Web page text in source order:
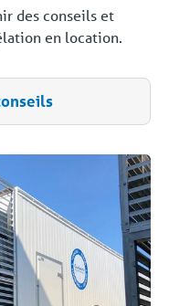
des conseils et
en location.